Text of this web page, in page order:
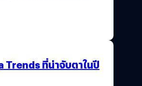
Trends ที่น่าจับตาในปี